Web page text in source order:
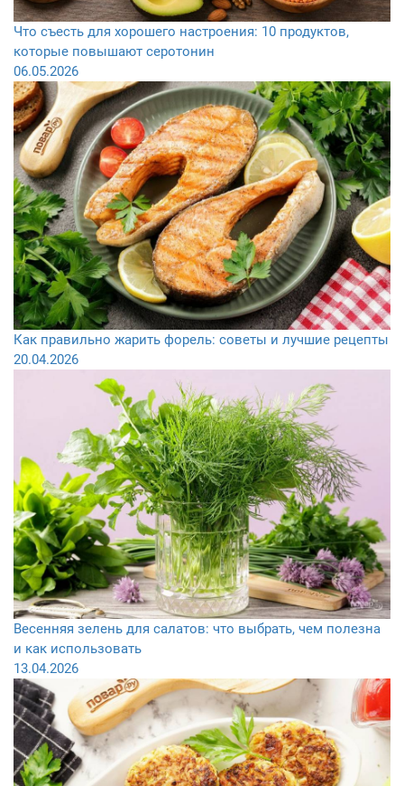
Что съесть для хорошего настроения: 10 продуктов,
которые повышают серотонин
06.05.2026
Как правильно жарить форель: советы и лучшие рецепты
20.04.2026
Весенняя зелень для салатов: что выбрать, чем полезна
и как использовать
13.04.2026